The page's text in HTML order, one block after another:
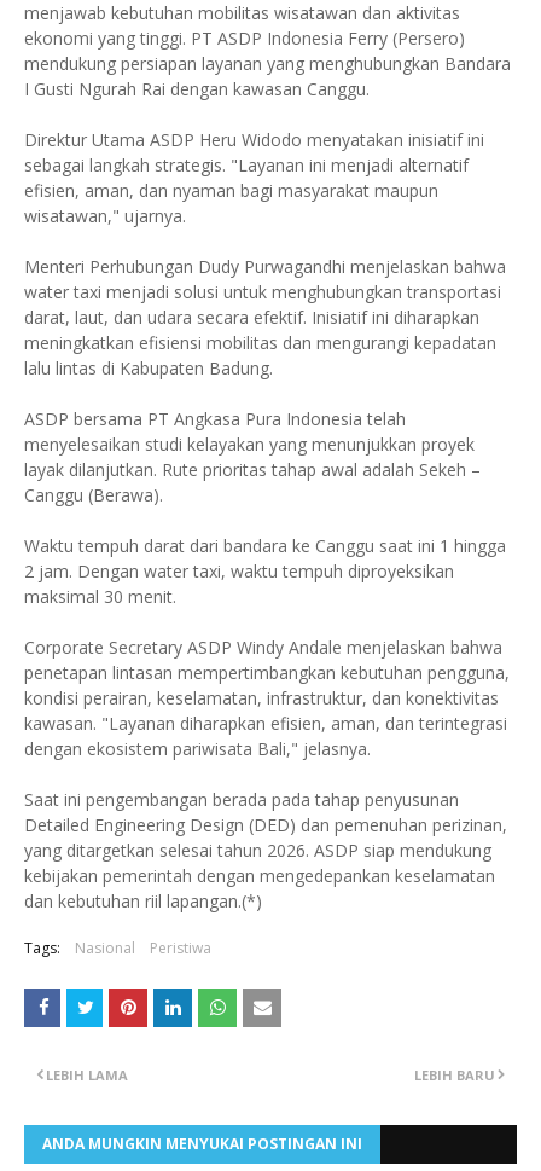
menjawab kebutuhan mobilitas wisatawan dan aktivitas
ekonomi yang tinggi. PT ASDP Indonesia Ferry (Persero)
mendukung persiapan layanan yang menghubungkan Bandara
I Gusti Ngurah Rai dengan kawasan Canggu.
Direktur Utama ASDP Heru Widodo menyatakan inisiatif ini
sebagai langkah strategis. "Layanan ini menjadi alternatif
efisien, aman, dan nyaman bagi masyarakat maupun
wisatawan," ujarnya.
Menteri Perhubungan Dudy Purwagandhi menjelaskan bahwa
water taxi menjadi solusi untuk menghubungkan transportasi
darat, laut, dan udara secara efektif. Inisiatif ini diharapkan
meningkatkan efisiensi mobilitas dan mengurangi kepadatan
lalu lintas di Kabupaten Badung.
ASDP bersama PT Angkasa Pura Indonesia telah
menyelesaikan studi kelayakan yang menunjukkan proyek
layak dilanjutkan. Rute prioritas tahap awal adalah Sekeh –
Canggu (Berawa).
Waktu tempuh darat dari bandara ke Canggu saat ini 1 hingga
2 jam. Dengan water taxi, waktu tempuh diproyeksikan
maksimal 30 menit.
Corporate Secretary ASDP Windy Andale menjelaskan bahwa
penetapan lintasan mempertimbangkan kebutuhan pengguna,
kondisi perairan, keselamatan, infrastruktur, dan konektivitas
kawasan. "Layanan diharapkan efisien, aman, dan terintegrasi
dengan ekosistem pariwisata Bali," jelasnya.
Saat ini pengembangan berada pada tahap penyusunan
Detailed Engineering Design (DED) dan pemenuhan perizinan,
yang ditargetkan selesai tahun 2026. ASDP siap mendukung
kebijakan pemerintah dengan mengedepankan keselamatan
dan kebutuhan riil lapangan.(*)
Tags: Nasional Peristiwa
LEBIH BARU
LEBIH LAMA
ANDA MUNGKIN MENYUKAI POSTINGAN INI